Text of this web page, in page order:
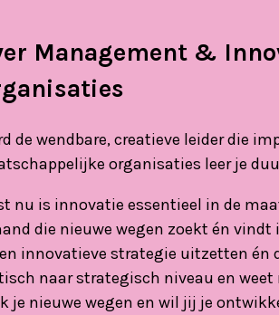
Management &
de wendbare, creatieve leider die
organisaties leer je
nu is innovatie essentieel in de
die nieuwe wegen zoekt én
innovatieve strategie uitzetten én
naar strategisch niveau en weet
je nieuwe wegen en wil jij je